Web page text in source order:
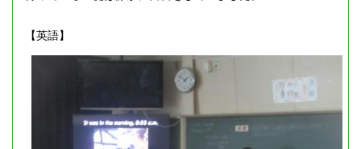
【英語】